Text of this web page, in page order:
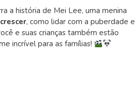
a história de Mei Lee, uma menina
, como lidar com a puberdade e
e suas crianças também estão
incrível para as famílias!